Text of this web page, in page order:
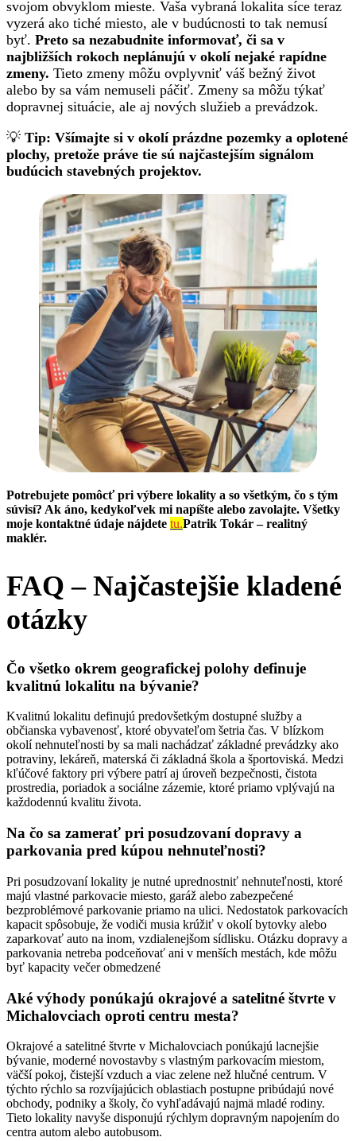
svojom obvyklom mieste. Vaša vybraná lokalita síce teraz
vyzerá ako tiché miesto, ale v budúcnosti to tak nemusí
byť. Preto sa nezabudnite informovať, či sa v
najbližších rokoch neplánujú v okolí nejaké rapídne
zmeny. Tieto zmeny môžu ovplyvniť váš bežný život
alebo by sa vám nemuseli páčiť. Zmeny sa môžu týkať
dopravnej situácie, ale aj nových služieb a prevádzok.
💡 Tip: Všímajte si v okolí prázdne pozemky a oplotené
plochy, pretože práve tie sú najčastejším signálom
budúcich stavebných projektov.
Potrebujete pomôcť pri výbere lokality a so všetkým, čo s tým
súvisí? Ak áno, kedykoľvek mi napíšte alebo zavolajte. Všetky
moje kontaktné údaje nájdete tu.Patrik Tokár – realitný
maklér.
FAQ – Najčastejšie kladené
otázky
Čo všetko okrem geografickej polohy definuje
kvalitnú lokalitu na bývanie?
Kvalitnú lokalitu definujú predovšetkým dostupné služby a
občianska vybavenosť, ktoré obyvateľom šetria čas. V blízkom
okolí nehnuteľnosti by sa mali nachádzať základné prevádzky ako
potraviny, lekáreň, materská či základná škola a športoviská. Medzi
kľúčové faktory pri výbere patrí aj úroveň bezpečnosti, čistota
prostredia, poriadok a sociálne zázemie, ktoré priamo vplývajú na
každodennú kvalitu života.
Na čo sa zamerať pri posudzovaní dopravy a
parkovania pred kúpou nehnuteľnosti?
Pri posudzovaní lokality je nutné uprednostniť nehnuteľnosti, ktoré
majú vlastné parkovacie miesto, garáž alebo zabezpečené
bezproblémové parkovanie priamo na ulici. Nedostatok parkovacích
kapacit spôsobuje, že vodiči musia krúžiť v okolí bytovky alebo
zaparkovať auto na inom, vzdialenejšom sídlisku. Otázku dopravy a
parkovania netreba podceňovať ani v menších mestách, kde môžu
byť kapacity večer obmedzené
Aké výhody ponúkajú okrajové a satelitné štvrte v
Michalovciach oproti centru mesta?
Okrajové a satelitné štvrte v Michalovciach ponúkajú lacnejšie
bývanie, moderné novostavby s vlastným parkovacím miestom,
väčší pokoj, čistejší vzduch a viac zelene než hlučné centrum. V
týchto rýchlo sa rozvíjajúcich oblastiach postupne pribúdajú nové
obchody, podniky a školy, čo vyhľadávajú najmä mladé rodiny.
Tieto lokality navyše disponujú rýchlym dopravným napojením do
centra autom alebo autobusom.